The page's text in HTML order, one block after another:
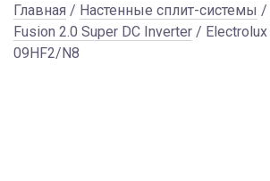
Главная / Настенные сплит-системы /
Fusion 2.0 Super DC Inverter / Electrolux
09HF2/N8